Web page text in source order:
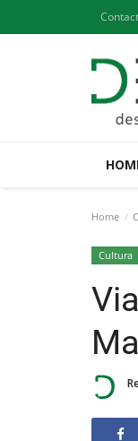
Home
Cultura